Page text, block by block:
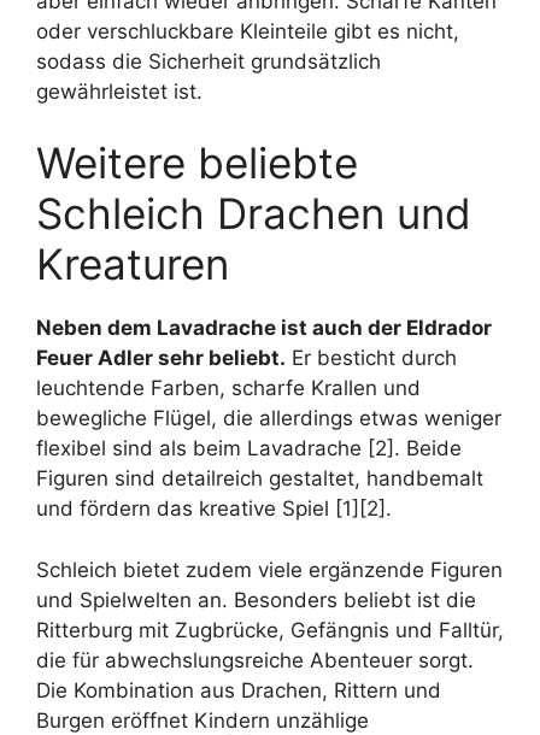
oder verschluckbare Kleinteile gibt es nicht,
sodass die Sicherheit grundsätzlich
gewährleistet ist.
Weitere beliebte
Schleich Drachen und
Kreaturen
Neben dem Lavadrache ist auch der Eldrador
Feuer Adler sehr beliebt. Er besticht durch
leuchtende Farben, scharfe Krallen und
bewegliche Flügel, die allerdings etwas weniger
flexibel sind als beim Lavadrache [2]. Beide
Figuren sind detailreich gestaltet, handbemalt
und fördern das kreative Spiel [1][2].
Schleich bietet zudem viele ergänzende Figuren
und Spielwelten an. Besonders beliebt ist die
Ritterburg mit Zugbrücke, Gefängnis und Falltür,
die für abwechslungsreiche Abenteuer sorgt.
Die Kombination aus Drachen, Rittern und
Burgen eröffnet Kindern unzählige